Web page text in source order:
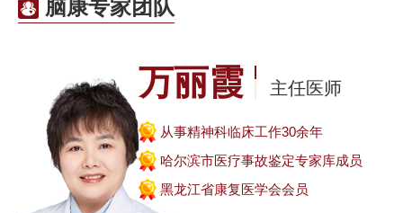
脑康专家团队
万丽霞 主任医师
从事精神科临床工作30余年
哈尔滨市医疗事故鉴定专家库成员
黑龙江省康复医学会会员